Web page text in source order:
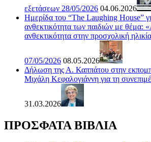
εξετάσεων 28/05/2026 04.06.2026
Ημερίδα του “The Laughing House”
ανθεκτικότητα των παιδιών με θέμα:
ανθεκτικότητα στην προσχολική
07/05/2026 08.05.2026
Δήλωση της Α. Καππάτου στην
Μιχάλη Κεφαλογιάννη για τη
31.03.2026
ΠΡΟΣΦΑΤΑ ΒΙΒΛΙΑ